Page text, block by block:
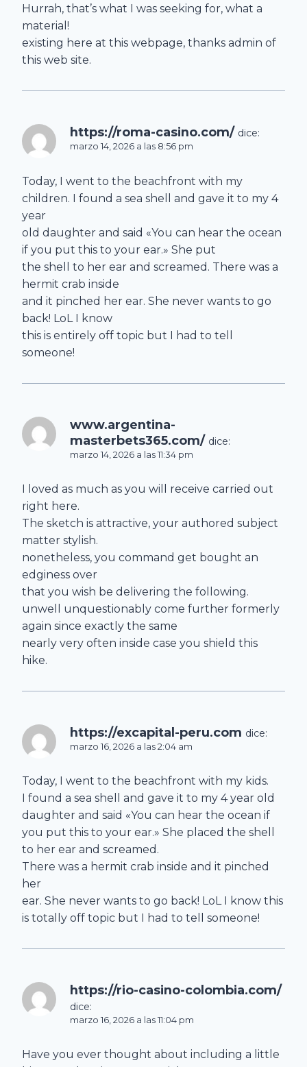
Hurrah, that’s what I was seeking for, what a
material!
existing here at this webpage, thanks admin of
this web site.
https://roma-casino.com/ dice:
marzo 14, 2026 a las 8:56 pm
Today, I went to the beachfront with my
children. I found a sea shell and gave it to my 4
year
old daughter and said «You can hear the ocean
if you put this to your ear.» She put
the shell to her ear and screamed. There was a
hermit crab inside
and it pinched her ear. She never wants to go
back! LoL I know
this is entirely off topic but I had to tell
someone!
www.argentina-
masterbets365.com/ dice:
marzo 14, 2026 a las 11:34 pm
I loved as much as you will receive carried out
right here.
The sketch is attractive, your authored subject
matter stylish.
nonetheless, you command get bought an
edginess over
that you wish be delivering the following.
unwell unquestionably come further formerly
again since exactly the same
nearly very often inside case you shield this
hike.
https://excapital-peru.com dice:
marzo 16, 2026 a las 2:04 am
Today, I went to the beachfront with my kids.
I found a sea shell and gave it to my 4 year old
daughter and said «You can hear the ocean if
you put this to your ear.» She placed the shell
to her ear and screamed.
There was a hermit crab inside and it pinched
her
ear. She never wants to go back! LoL I know this
is totally off topic but I had to tell someone!
https://rio-casino-colombia.com/
dice:
marzo 16, 2026 a las 11:04 pm
Have you ever thought about including a little